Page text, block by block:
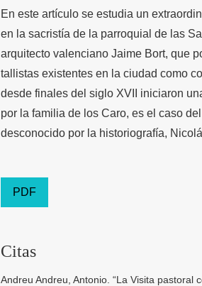
En este artículo se estudia un
en la sacristía de la parroquial de las
arquitecto valenciano Jaime Bort, que
tallistas existentes en la ciudad como
desde finales del siglo XVII iniciaron
por la familia de los Caro, es el caso
desconocido por la historiografía,
PDF
Citas
Andreu Andreu, Antonio. “La Visita